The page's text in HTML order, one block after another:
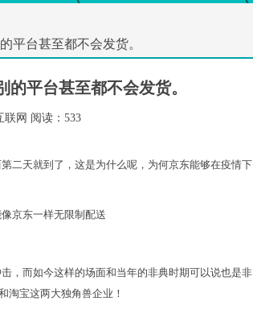
平台甚至都不会发货。
平台甚至都不会发货。
联网 阅读：533
二天就到了，这是为什么呢，为何京东能够在疫情下
京东一样无限制配送
，而如今这样的场面和当年的非典时期可以说也是非
淘宝这两大独角兽企业！